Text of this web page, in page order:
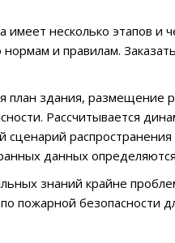
имеет несколько этапов
нормам и правилам.
план здания, размещение
Рассчитывается
сценарий распространения
данных
знаний крайне
пожарной